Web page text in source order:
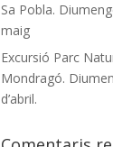
Sa Pobla.
maig
Excursió Parc
Mondragó.
d’abril.